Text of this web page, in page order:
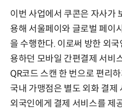
이번 사업에서 쿠콘은 자사가
용해 서울페이와 글로벌 페이
을 수행한다. 이로써 방한 외
용하던 모바일 간편결제 서비
QR코드 스캔 한 번으로 편리
국내 가맹점은 별도 외화 결제
외국인에게 결제 서비스를 제